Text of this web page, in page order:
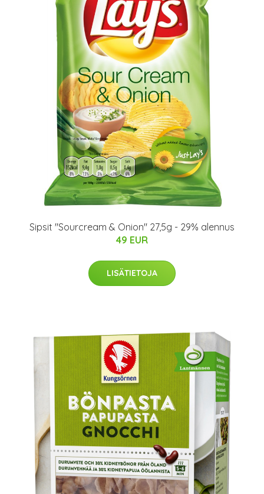
Sipsit "Sourcream & Onion" 27,5g - 29% alennus
49 EUR
LISÄTIETOJA